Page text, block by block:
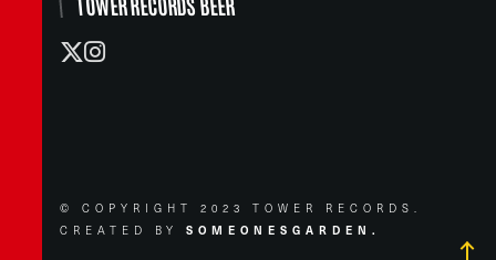
© COPYRIGHT 2023 TOWER RECORDS.
CREATED BY SOMEONESGARDEN.